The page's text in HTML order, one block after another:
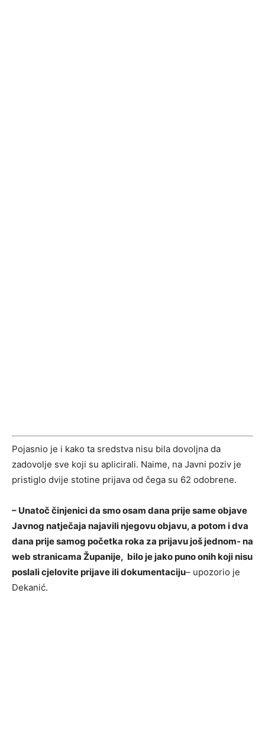
Pojasnio je i kako ta sredstva nisu bila dovoljna da
zadovolje sve koji su aplicirali. Naime, na Javni poziv je
pristiglo dvije stotine prijava od čega su 62 odobrene.
– Unatoč činjenici da smo osam dana prije same objave
Javnog natječaja najavili njegovu objavu, a potom i dva
dana prije samog početka roka za prijavu još jednom- na
web stranicama Županije, bilo je jako puno onih koji nisu
poslali cjelovite prijave ili dokumentaciju– upozorio je
Dekanić.